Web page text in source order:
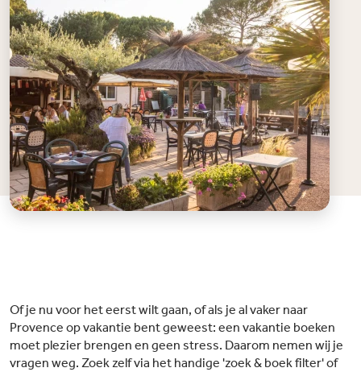
Of je nu voor het eerst wilt gaan, of als je al vaker naar
Provence op vakantie bent geweest: een vakantie boeken
moet plezier brengen en geen stress. Daarom nemen wij je
vragen weg. Zoek zelf via het handige 'zoek & boek filter' of